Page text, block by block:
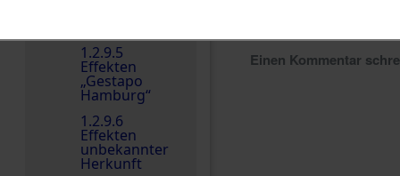
1.2.9.5
Effekten
„Gestapo
Hamburg“
1.2.9.6
Effekten
unbekannter
Herkunft
Einen Kommentar